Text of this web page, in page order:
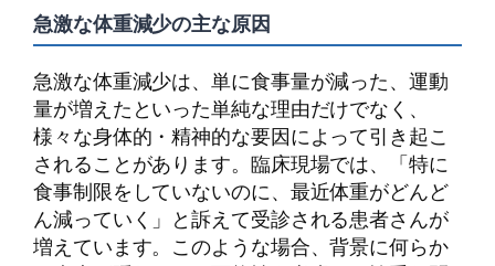
急激な体重減少の主な原因
急激な体重減少は、単に食事量が減った、運動
量が増えたといった単純な理由だけでなく、
様々な身体的・精神的な要因によって引き起こ
されることがあります。臨床現場では、「特に
食事制限をしていないのに、最近体重がどんど
ん減っていく」と訴えて受診される患者さんが
増えています。このような場合、背景に何らか